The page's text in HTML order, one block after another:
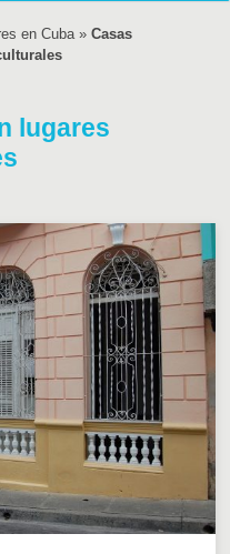
en Cuba »Casas
lugares